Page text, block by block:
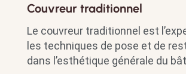
Couvreur traditionnel
Le couvreur traditionnel est
les techniques de pose et de
dans l’esthétique générale du